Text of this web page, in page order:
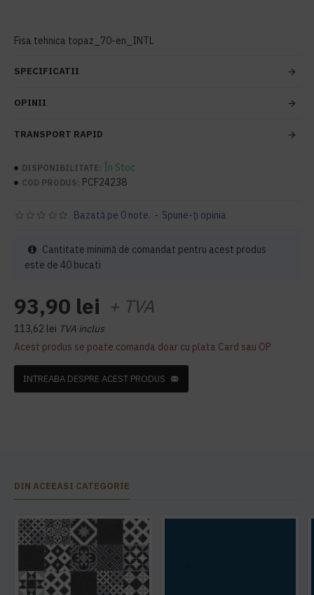
Fisa tehnica topaz_70-en_INTL
SPECIFICATII
OPINII
TRANSPORT RAPID
DISPONIBILITATE: În Stoc
COD PRODUS: PCF24238
Bazată pe 0 note. - Spune-ţi opinia
93,90 lei + TVA
113,62 lei TVA inclus
Acest produs se poate comanda doar cu plata Card sau OP
Cantitate minimă de comandat pentru acest produs
este de 40 bucati
INTREABA DESPRE ACEST PRODUS
DIN ACEEASI CATEGORIE